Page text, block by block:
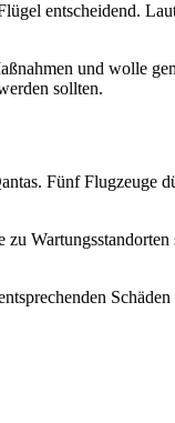
entscheidend.
und wolle
sollten.
Fünf Flugzeuge
Schäden